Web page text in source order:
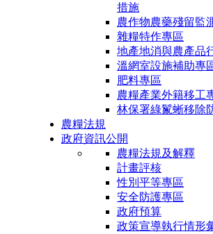
措施
農作物農藥殘留監
雜糧特作專區
地產地消與農產品
溫網室設施補助專
肥料專區
農糧產業外籍移工
林保署綠鬣蜥移除
農糧法規
政府資訊公開
農糧法規及解釋
計畫評核
性別平等專區
安全防護專區
政府預算
政策宣導執行情形